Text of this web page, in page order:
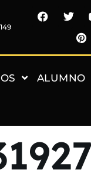
ALUMNO